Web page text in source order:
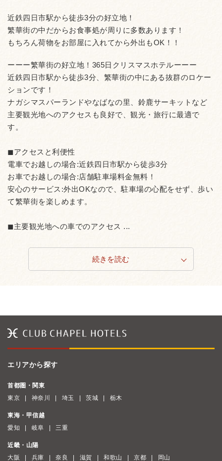
近鉄四日市駅から徒歩3分の好立地！
繁華街の中だからお食事処が周りに多数あります！
もちろん荷物をお部屋に入れてから外出もOK！！
ーーー繁華街の好立地！365日クリスマスホテルーーー
近鉄四日市駅から徒歩3分、繁華街の中にある抜群のロケー
ションです！
ナガシマスパーランドやなばなの里、鈴鹿サーキットなど
主要観光地へのアクセスも良好で、観光・旅行に最適で
す。
◼︎アクセスと利便性
電車でお越しの場合:近鉄四日市駅から徒歩3分
お車でお越しの場合:店舗駐車場料金無料！
安心のサービス:外出OKなので、駐車場の心配をせず、歩い
て繁華街を楽しめます。
◼︎主要観光地への車でのアクセス ...
続きを読む
エリアから探す
首都圏・関東
東京
神奈川 埼玉 茨城 栃木
東海・甲信越
愛知
岐阜 三重
近畿・山陽
大阪
兵庫 奈良 滋賀 和歌山 京都 岡山